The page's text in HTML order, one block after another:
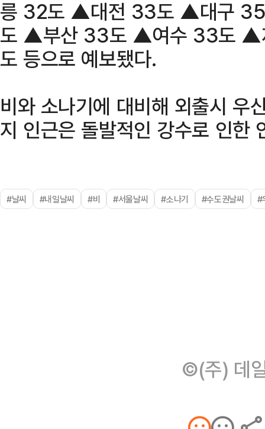
릉 32도 ▲대전 33도 ▲대구
도 ▲부산 33도 ▲여수 33도 ▲
도 등으로 예보됐다.
비와 소나기에 대비해 외출시 우
지 인근은 돌발적인 강수로 인한
#날씨 #내일날씨 #비 #서울날씨 #소나기 #수도권날씨 #
©(주) 데